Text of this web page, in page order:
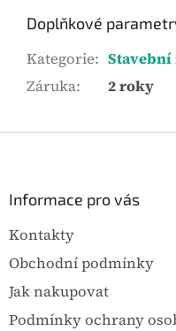
Doplňkové
Kategorie:
Záruka: 2 roky
Informace pro vás
Kontakty
Obchodní podmínky
Jak nakupovat
Podmínky ochrany